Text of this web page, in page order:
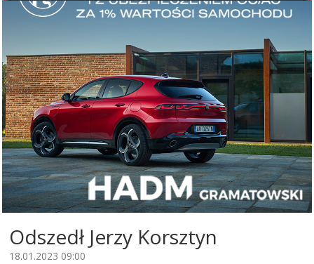
Odszedł Jerzy Korsztyn
18.01.2023 09:00